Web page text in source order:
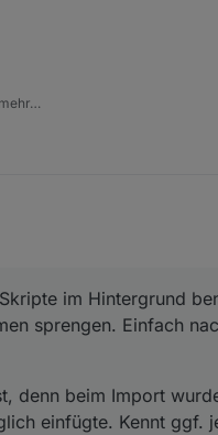
im Hintergrund
sprengen. Einfach
denn beim Import
einfügte. Kennt ggf.